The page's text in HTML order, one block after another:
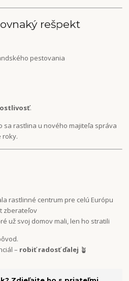
rešpekt
pestovania
.
sa rastlina u nového majiteľa správa
roky.
rastlinné centrum pre celú Európu
zberateľov
už svoj domov mali, len ho stratili
– robiť radosť ďalej 🪴